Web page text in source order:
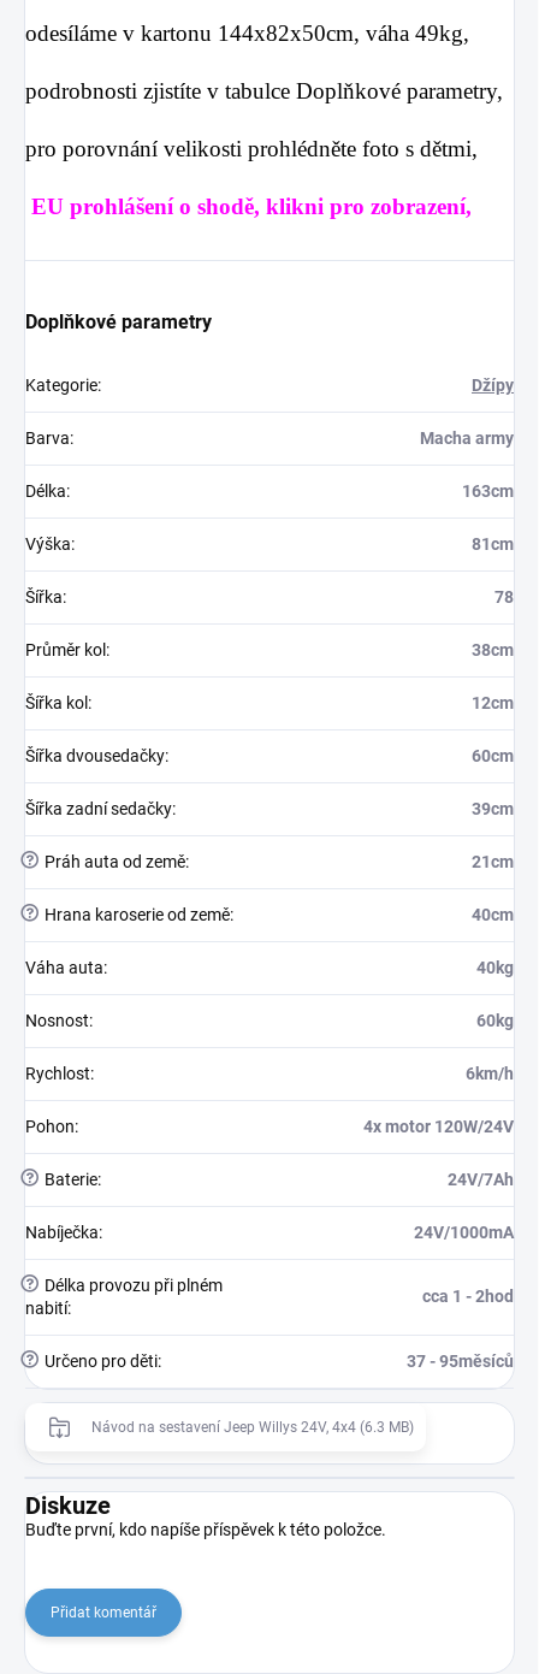
odesíláme v kartonu 144x82x50cm, váha 49kg,
podrobnosti zjistíte v tabulce Doplňkové parametry,
pro porovnání velikosti prohlédněte foto s dětmi,
EU prohlášení o shodě, klikni pro zobrazení,
Doplňkové parametry
Kategorie: Džípy
Barva: Macha army
Délka: 163cm
Výška: 81cm
Šířka: 78
Průměr kol : 38cm
Šířka kol : 12cm
Šířka dvousedačky: 60cm
Šířka zadní sedačky: 39cm
? Práh auta od země: 21cm
? Hrana karoserie od země: 40cm
Váha auta: 40kg
Nosnost: 60kg
Rychlost: 6km/h
Pohon: 4x motor 120W/24V
? Baterie: 24V/7Ah
Nabíječka: 24V/1000mA
?
Délka provozu při plném
nabití:
cca 1 - 2hod
? Určeno pro děti: 37 - 95měsíců
Návod na sestavení Jeep Willys 24V, 4x4 (6.3 MB)
Diskuze
Buďte první, kdo napíše příspěvek k této položce.
Přidat komentář